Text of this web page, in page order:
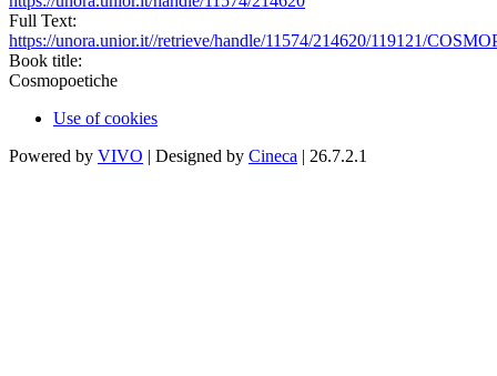
Full Text:
https://unora.unior.it//retrieve/handle/11574/214620/119121/
Book title:
Cosmopoetiche
Use of cookies
Powered by VIVO | Designed by Cineca | 26.7.2.1